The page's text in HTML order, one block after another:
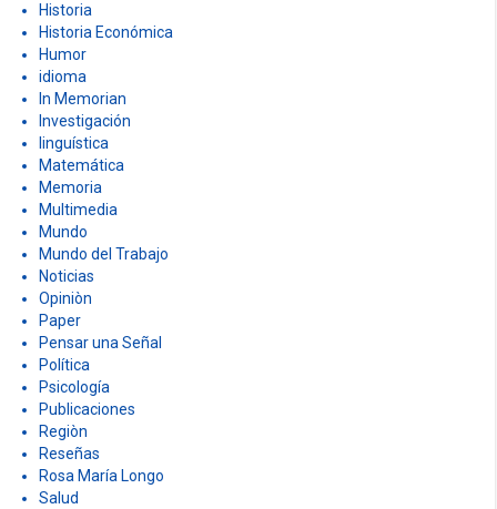
Historia
Historia Económica
Humor
idioma
In Memorian
Investigación
linguística
Matemática
Memoria
Multimedia
Mundo
Mundo del Trabajo
Noticias
Opiniòn
Paper
Pensar una Señal
Política
Psicología
Publicaciones
Regiòn
Reseñas
Rosa María Longo
Salud